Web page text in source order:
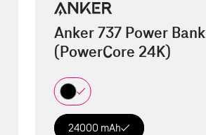
Anker 737 Power Bank
(PowerCore 24K)
24000 mAh